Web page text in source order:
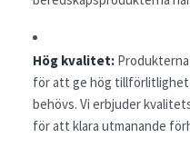
Hög kvalitet:
för att ge hög
behövs. Vi erbjuder
för att klara utmanande